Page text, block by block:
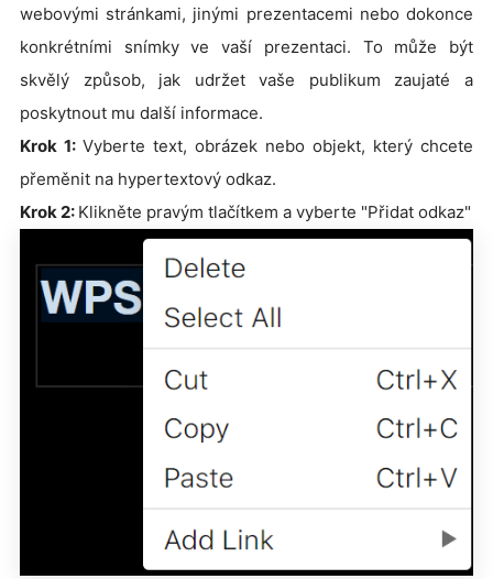
webovými stránkami, jinými prezentacemi nebo dokonce
konkrétními snímky ve vaší prezentaci. To může být
skvělý způsob, jak udržet vaše publikum zaujaté a
poskytnout mu další informace.
Krok 1: Vyberte text, obrázek nebo objekt, který chcete
přeměnit na hypertextový odkaz.
Krok 2: Klikněte pravým tlačítkem a vyberte "Přidat odkaz"